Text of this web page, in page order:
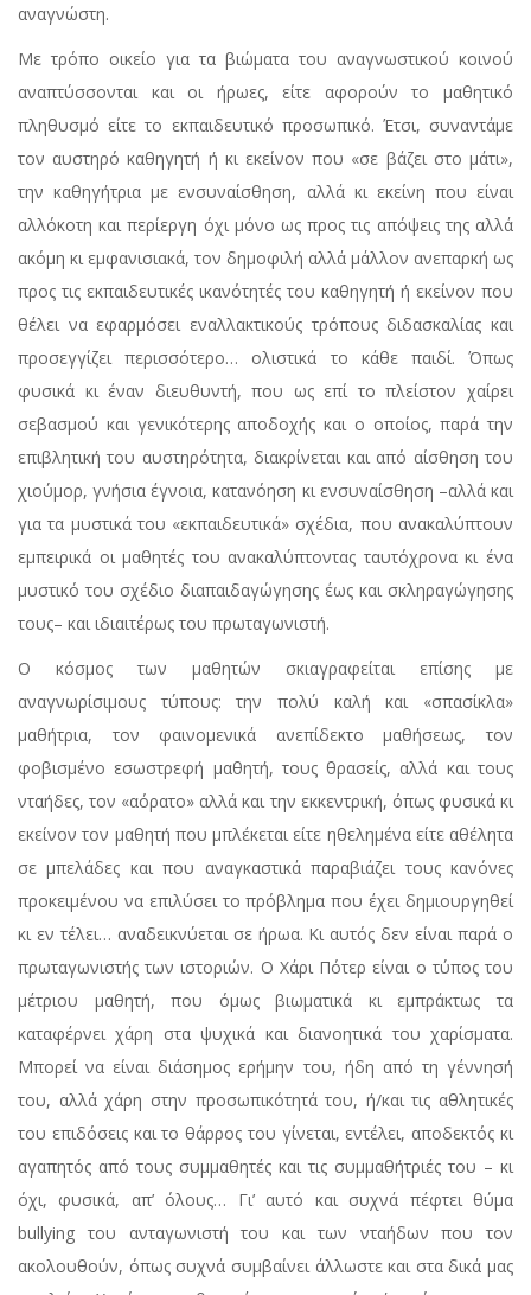
αναγνώστη.
Με τρόπο οικείο για τα βιώματα του αναγνωστικού κοινού
αναπτύσσονται και οι ήρωες, είτε αφορούν το μαθητικό
πληθυσμό είτε το εκπαιδευτικό προσωπικό. Έτσι, συναντάμε
τον αυστηρό καθηγητή ή κι εκείνον που «σε βάζει στο μάτι»,
την καθηγήτρια με ενσυναίσθηση, αλλά κι εκείνη που είναι
αλλόκοτη και περίεργη όχι μόνο ως προς τις απόψεις της αλλά
ακόμη κι εμφανισιακά, τον δημοφιλή αλλά μάλλον ανεπαρκή ως
προς τις εκπαιδευτικές ικανότητές του καθηγητή ή εκείνον που
θέλει να εφαρμόσει εναλλακτικούς τρόπους διδασκαλίας και
προσεγγίζει περισσότερο… ολιστικά το κάθε παιδί. Όπως
φυσικά κι έναν διευθυντή, που ως επί το πλείστον χαίρει
σεβασμού και γενικότερης αποδοχής και ο οποίος, παρά την
επιβλητική του αυστηρότητα, διακρίνεται και από αίσθηση του
χιούμορ, γνήσια έγνοια, κατανόηση κι ενσυναίσθηση –αλλά και
για τα μυστικά του «εκπαιδευτικά» σχέδια, που ανακαλύπτουν
εμπειρικά οι μαθητές του ανακαλύπτοντας ταυτόχρονα κι ένα
μυστικό του σχέδιο διαπαιδαγώγησης έως και σκληραγώγησης
τους– και ιδιαιτέρως του πρωταγωνιστή.
Ο κόσμος των μαθητών σκιαγραφείται επίσης με
αναγνωρίσιμους τύπους: την πολύ καλή και «σπασίκλα»
μαθήτρια, τον φαινομενικά ανεπίδεκτο μαθήσεως, τον
φοβισμένο εσωστρεφή μαθητή, τους θρασείς, αλλά και τους
νταήδες, τον «αόρατο» αλλά και την εκκεντρική, όπως φυσικά κι
εκείνον τον μαθητή που μπλέκεται είτε ηθελημένα είτε αθέλητα
σε μπελάδες και που αναγκαστικά παραβιάζει τους κανόνες
προκειμένου να επιλύσει το πρόβλημα που έχει δημιουργηθεί
κι εν τέλει… αναδεικνύεται σε ήρωα. Κι αυτός δεν είναι παρά ο
πρωταγωνιστής των ιστοριών. Ο Χάρι Πότερ είναι ο τύπος του
μέτριου μαθητή, που όμως βιωματικά κι εμπράκτως τα
καταφέρνει χάρη στα ψυχικά και διανοητικά του χαρίσματα.
Μπορεί να είναι διάσημος ερήμην του, ήδη από τη γέννησή
του, αλλά χάρη στην προσωπικότητά του, ή/και τις αθλητικές
του επιδόσεις και το θάρρος του γίνεται, εντέλει, αποδεκτός κι
αγαπητός από τους συμμαθητές και τις συμμαθήτριές του – κι
όχι, φυσικά, απ’ όλους… Γι’ αυτό και συχνά πέφτει θύμα
bullying του ανταγωνιστή του και των νταήδων που τον
ακολουθούν, όπως συχνά συμβαίνει άλλωστε και στα δικά μας